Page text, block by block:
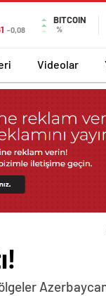
-0,08
BITCOIN
%
Videolar